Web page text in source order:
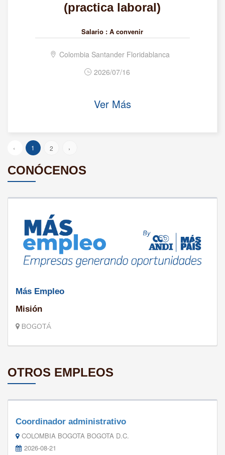
(practica laboral)
Salario : A convenir
Colombia Santander Floridablanca
2026/07/16
Ver Más
‹ 1 2 ›
CONÓCENOS
Más Empleo
Misión
BOGOTÁ
OTROS EMPLEOS
Coordinador administrativo
COLOMBIA BOGOTA BOGOTA D.C.
2026-08-21